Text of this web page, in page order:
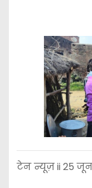
टेन न्यूज़ ii 25 जून